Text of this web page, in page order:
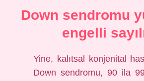
Down sendromu
engelli
Yine, kalıtsal konjenital
Down sendromu, 90 ila 99